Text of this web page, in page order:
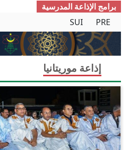
برامج الإذاعة المدرسیة
PRE
SUI
إذاعة موريتانيا